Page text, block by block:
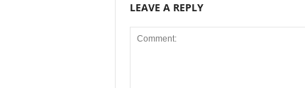
LEAVE A REPLY